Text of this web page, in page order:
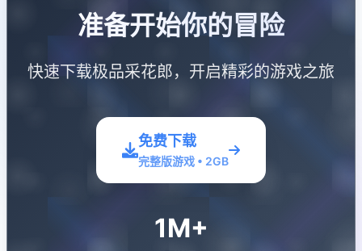
准备开始你的冒险
快速下载极品采花郎，开启精彩的游戏之旅
免费下载
完整版游戏 • 2GB
1M+